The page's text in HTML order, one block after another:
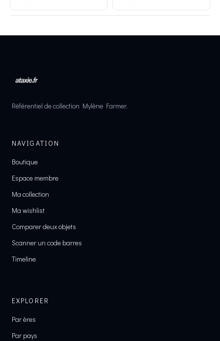
Référentiel de collection Mylène Farmer.
NAVIGATION
Boutique
Espace membre
Ma collection
Ma wishlist
Comparer deux objets
Scanner un code barres
Timeline
EXPLORER
Par ères
Par pays